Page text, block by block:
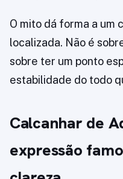
O mito dá forma a um
localizada. Não é
sobre ter um ponto
estabilidade do todo
Calcanhar de
expressão